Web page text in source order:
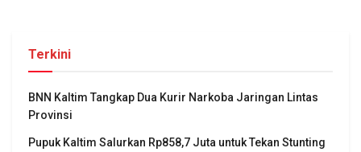
Terkini
BNN Kaltim Tangkap Dua Kurir Narkoba Jaringan Lintas
Provinsi
Pupuk Kaltim Salurkan Rp858,7 Juta untuk Tekan Stunting